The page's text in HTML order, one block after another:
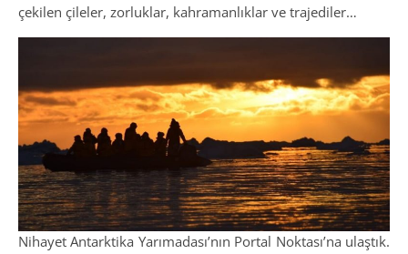
çekilen çileler, zorluklar, kahramanlıklar ve trajediler…
Nihayet Antarktika Yarımadası’nın Portal Noktası’na ulaştık.